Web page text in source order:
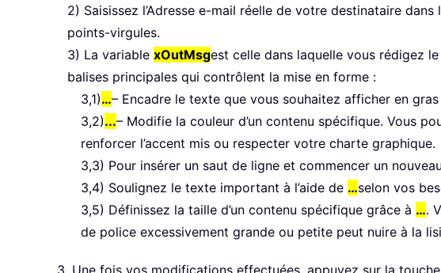
2) Saisissez l’Adresse e-mail réelle de votre destinataire dans
points-virgules.
3) La variable xOutMsgest celle dans laquelle vous rédigez
balises principales qui contrôlent la mise en forme :
3,1)…– Encadre le texte que vous souhaitez afficher en
3,2)...– Modifie la couleur d’un contenu spécifique. Vous
renforcer l’accent mis ou respecter votre charte graphique.
3,3) Pour insérer un saut de ligne et commencer un
3,4) Soulignez le texte important à l’aide de …selon vos
3,5) Définissez la taille d’un contenu spécifique grâce à ….
de police excessivement grande ou petite peut nuire à la